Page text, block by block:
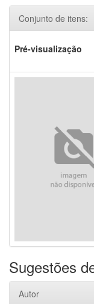
Conjunto de itens:
Pré-visualização
Sugestões
Autor